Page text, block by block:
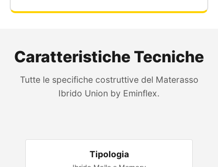
Caratteristiche Tecniche
Tutte le specifiche costruttive del Materasso
Ibrido Union by Eminflex.
Tipologia